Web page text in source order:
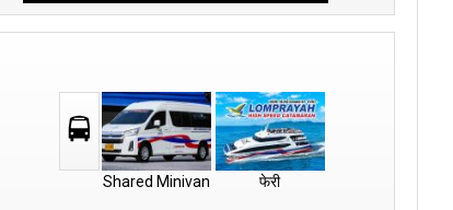
Shared Minivan फेरी